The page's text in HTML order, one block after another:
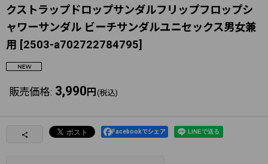
クストラップドロップサンダルフリップフロップシ
ャワーサンダル ビーチサンダルユニセックス男女兼
用 [2503-a702722784795]
販売価格: 3,990 円 (税込)
Facebookでシェア